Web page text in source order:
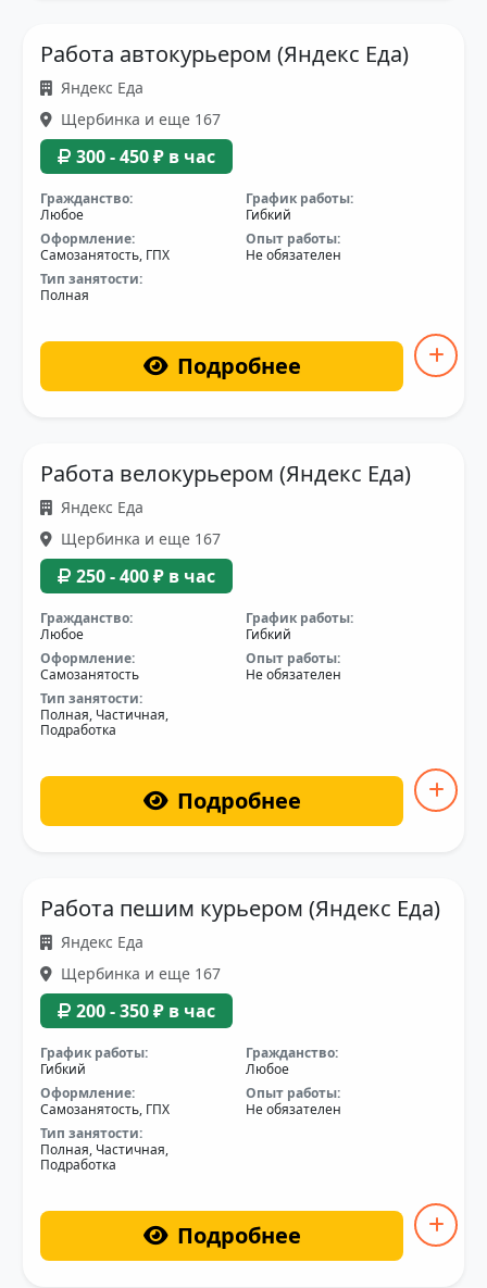
Работа автокурьером (Яндекс Еда)
Яндекс Еда
Щербинка и еще 167
300 - 450 ₽ в час
Гражданство:
Любое
График работы:
Гибкий
Оформление:
Самозанятость, ГПХ
Опыт работы:
Не обязателен
Тип занятости:
Полная
Подробнее
Работа велокурьером (Яндекс Еда)
Яндекс Еда
Щербинка и еще 167
250 - 400 ₽ в час
Гражданство:
Любое
График работы:
Гибкий
Оформление:
Самозанятость
Опыт работы:
Не обязателен
Тип занятости:
Полная, Частичная,
Подработка
Подробнее
Работа пешим курьером (Яндекс Еда)
Яндекс Еда
Щербинка и еще 167
200 - 350 ₽ в час
График работы:
Гибкий
Гражданство:
Любое
Оформление:
Самозанятость, ГПХ
Опыт работы:
Не обязателен
Тип занятости:
Полная, Частичная,
Подработка
Подробнее